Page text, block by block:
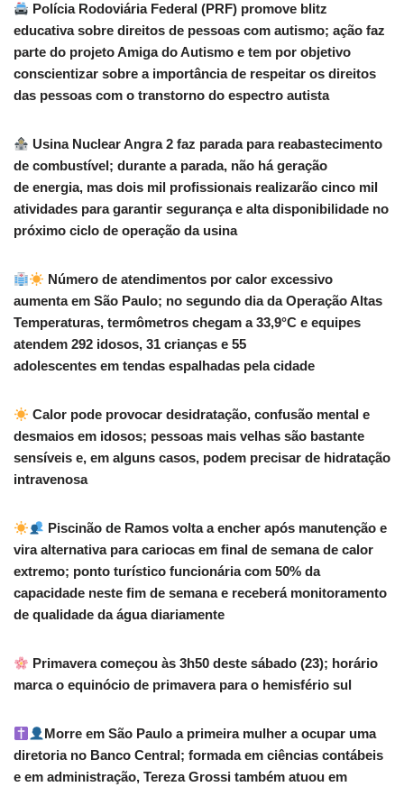
Polícia Rodoviária Federal (PRF) promove blitz
educativa sobre direitos de pessoas com autismo; ação faz
parte do projeto Amiga do Autismo e tem por objetivo
conscientizar sobre a importância de respeitar os direitos
das pessoas com o transtorno do espectro autista
Usina Nuclear Angra 2 faz parada para reabastecimento
de combustível; durante a parada, não há geração
de energia, mas dois mil profissionais realizarão cinco mil
atividades para garantir segurança e alta disponibilidade no
próximo ciclo de operação da usina
Número de atendimentos por calor excessivo
aumenta em São Paulo; no segundo dia da Operação Altas
Temperaturas, termômetros chegam a 33,9°C e equipes
atendem 292 idosos, 31 crianças e 55
adolescentes em tendas espalhadas pela cidade
Calor pode provocar desidratação, confusão mental e
desmaios em idosos; pessoas mais velhas são bastante
sensíveis e, em alguns casos, podem precisar de hidratação
intravenosa
Piscinão de Ramos volta a encher após manutenção e
vira alternativa para cariocas em final de semana de calor
extremo; ponto turístico funcionária com 50% da
capacidade neste fim de semana e receberá monitoramento
de qualidade da água diariamente
Primavera começou às 3h50 deste sábado (23); horário
marca o equinócio de primavera para o hemisfério sul
Morre em São Paulo a primeira mulher a ocupar uma
diretoria no Banco Central; formada em ciências contábeis
e em administração, Tereza Grossi também atuou em